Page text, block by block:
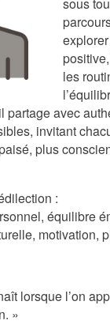
les
partage avec
invitant
plus
:
équilibre
motivation,
lorsque l’on
»